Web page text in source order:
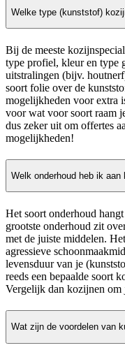
Welke type (kunststof)
Bij de meeste
type profiel, kleur en type
uitstralingen (bijv.
soort folie over de
mogelijkheden voor extra
voor wat voor soort raam
dus zeker uit om offertes
mogelijkheden!
Welk onderhoud heb ik
Het soort onderhoud
grootste onderhoud zit
met de juiste middelen.
agressieve
levensduur van je
reeds een bepaalde soort
Vergelijk dan kozijnen om
Wat zijn de voordelen van